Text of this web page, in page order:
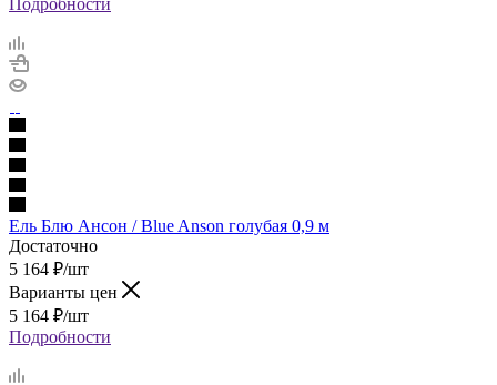
Ель Блю Ансон / Blue Anson голубая 0,9 м
Достаточно
5 164 ₽/шт
Варианты цен
5 164 ₽/шт
Подробности